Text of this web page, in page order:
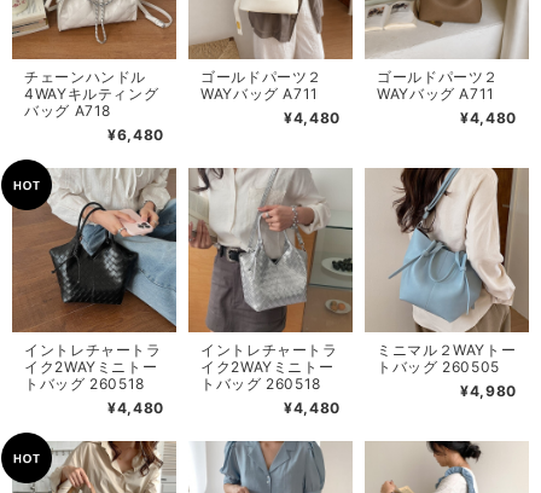
チェーンハンドル
4WAYキルティング
バッグ A718
¥6,480
ゴールドパーツ２
WAYバッグ A711
¥4,480
ゴールドパーツ２
WAYバッグ A711
¥4,480
イントレチャートラ
イク2WAYミニトー
トバッグ 260518
¥4,480
イントレチャートラ
イク2WAYミニトー
トバッグ 260518
¥4,480
ミニマル２WAYトー
トバッグ 260505
¥4,980